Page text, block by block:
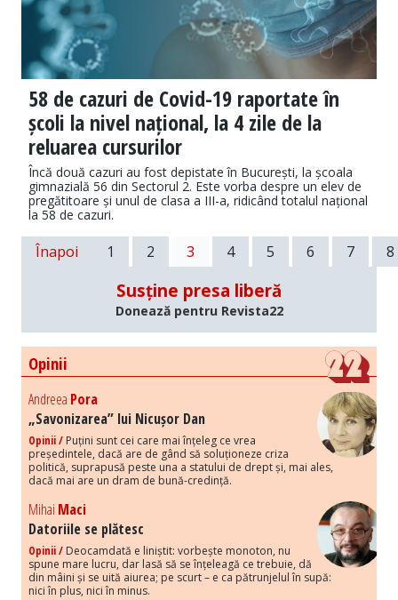
58 de cazuri de Covid-19 raportate în
școli la nivel național, la 4 zile de la
reluarea cursurilor
Încă două cazuri au fost depistate în București, la școala
gimnazială 56 din Sectorul 2. Este vorba despre un elev de
pregătitoare și unul de clasa a III-a, ridicând totalul național
la 58 de cazuri.
Înapoi 1 2 3 4 5 6 7 8
Susține presa liberă
Donează pentru Revista22
Opinii
Andreea Pora
„Savonizarea” lui Nicușor Dan
Opinii / Puțini sunt cei care mai înțeleg ce vrea
președintele, dacă are de gând să soluționeze criza
politică, suprapusă peste una a statului de drept și, mai ales,
dacă mai are un dram de bună-credință.
Mihai Maci
Datoriile se plătesc
Opinii / Deocamdată e liniștit: vorbește monoton, nu
spune mare lucru, dar lasă să se înțeleagă ce trebuie, dă
din mâini și se uită aiurea; pe scurt – e ca pătrunjelul în supă:
nici în plus, nici în minus.